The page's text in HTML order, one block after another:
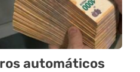
automáticos